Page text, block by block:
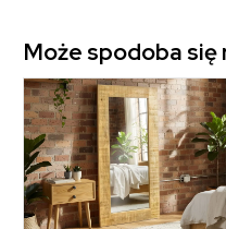
Może spodoba się